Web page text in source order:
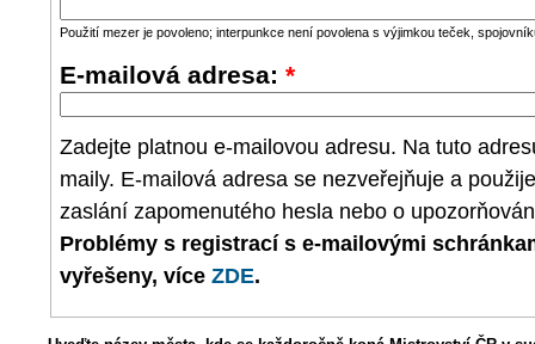
Použití mezer je povoleno; interpunkce není povolena s výjimkou teček,
E-mailová adresa: *
Zadejte platnou e-mailovou adresu. Na tuto
maily. E-mailová adresa se nezveřejňuje a
zaslání zapomenutého hesla nebo o
Problémy s registrací s e-mailovými
vyřešeny, více ZDE.